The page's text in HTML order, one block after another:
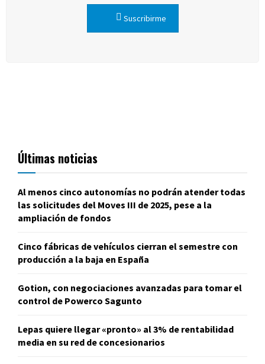
Suscribirme
Últimas noticias
Al menos cinco autonomías no podrán atender todas
las solicitudes del Moves III de 2025, pese a la
ampliación de fondos
Cinco fábricas de vehículos cierran el semestre con
producción a la baja en España
Gotion, con negociaciones avanzadas para tomar el
control de Powerco Sagunto
Lepas quiere llegar «pronto» al 3% de rentabilidad
media en su red de concesionarios